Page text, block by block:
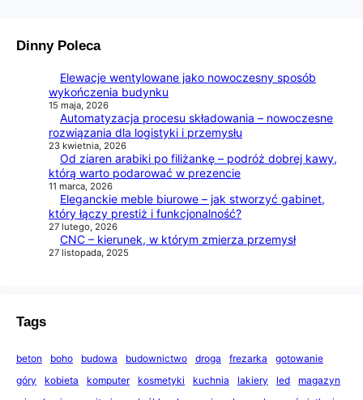
Dinny Poleca
Elewacje wentylowane jako nowoczesny sposób
wykończenia budynku
15 maja, 2026
Automatyzacja procesu składowania – nowoczesne
rozwiązania dla logistyki i przemysłu
23 kwietnia, 2026
Od ziaren arabiki po filiżankę – podróż dobrej kawy,
którą warto podarować w prezencie
11 marca, 2026
Eleganckie meble biurowe – jak stworzyć gabinet,
który łączy prestiż i funkcjonalność?
27 lutego, 2026
CNC – kierunek, w którym zmierza przemysł
27 listopada, 2025
Tags
beton boho budowa budownictwo droga frezarka
gotowanie
góry
kobieta komputer kosmetyki kuchnia lakiery led
magazyn